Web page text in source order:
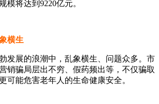
模将达到9220亿元。
横生
展的浪潮中，乱象横生、问题众多。市
销骗局层出不穷、假药频出等，不仅骗取
可能危害老年人的生命健康安全。